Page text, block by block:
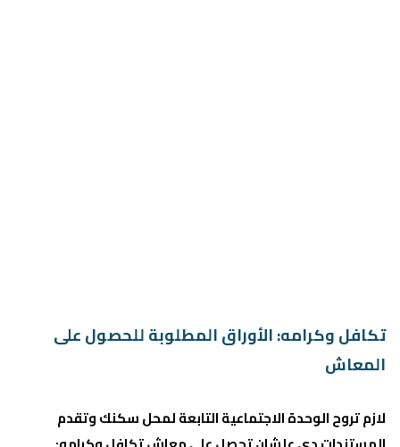
تكافل وكرامه: الأوراق المطلوبة للحصول على
المعاش
لازم تروح الوحدة الاجتماعية التابعة لمحل سكنك وتقدم